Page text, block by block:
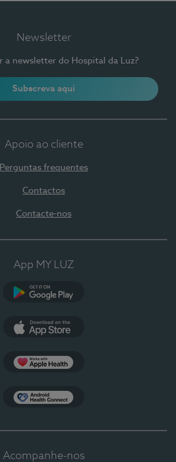
Newsletter
a newsletter do Hospital da Luz?
Subscreva aqui
Apoio ao cliente
Perguntas frequentes
Contactos
Contacte-nos
App MY LUZ
Acompanhe-nos